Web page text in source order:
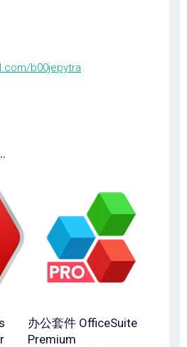
b00jepytra
办公套件 OfficeSuite
Premium